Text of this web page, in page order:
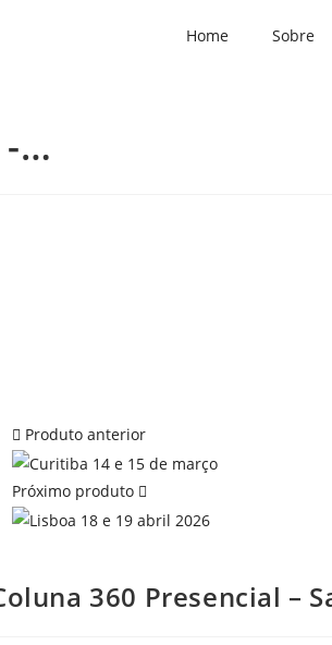
Home Sobre
-…
Produto anterior
Próximo produto
360 Presencial –